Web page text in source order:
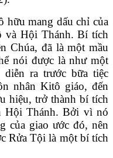
hữu mang dấu chỉ của
và Hội Thánh. Bí tích
Chúa, đã là một mầu
nói được là như một
ra trước bữa tiệc
nhân Kitô giáo, đến
hiệu, trở thành bí tích
Hội Thánh. Bởi vì nó
của giao ước đó, nên
Rửa Tội là một bí tích